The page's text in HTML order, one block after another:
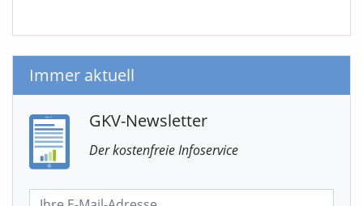
Immer aktuell
GKV-Newsletter
Der kostenfreie Infoservice